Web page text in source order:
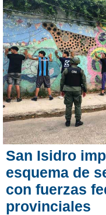
San Isidro
esquema de
con fuerzas
provinciales